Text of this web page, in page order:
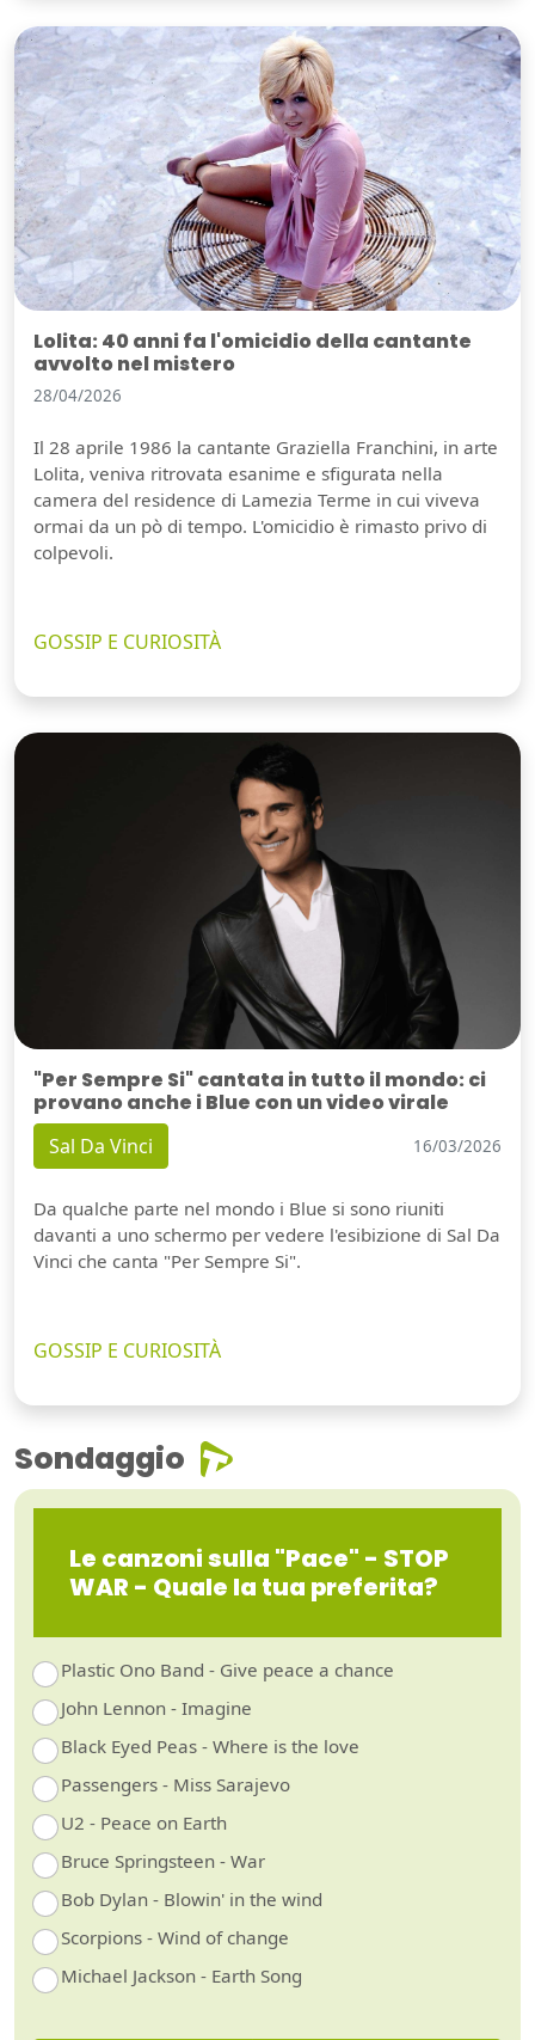
Lolita: 40 anni fa l'omicidio della cantante
avvolto nel mistero
28/04/2026
Il 28 aprile 1986 la cantante Graziella Franchini, in arte
Lolita, veniva ritrovata esanime e sfigurata nella
camera del residence di Lamezia Terme in cui viveva
ormai da un pò di tempo. L'omicidio è rimasto privo di
colpevoli.
GOSSIP E CURIOSITÀ
"Per Sempre Si" cantata in tutto il mondo: ci
provano anche i Blue con un video virale
Sal Da Vinci 16/03/2026
Da qualche parte nel mondo i Blue si sono riuniti
davanti a uno schermo per vedere l'esibizione di Sal Da
Vinci che canta "Per Sempre Si".
GOSSIP E CURIOSITÀ
Sondaggio
Le canzoni sulla "Pace" - STOP
WAR - Quale la tua preferita?
Plastic Ono Band - Give peace a chance
John Lennon - Imagine
Black Eyed Peas - Where is the love
Passengers - Miss Sarajevo
U2 - Peace on Earth
Bruce Springsteen - War
Bob Dylan - Blowin' in the wind
Scorpions - Wind of change
Michael Jackson - Earth Song